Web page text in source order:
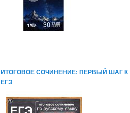
ИТОГОВОЕ СОЧИНЕНИЕ: ПЕРВЫЙ ШАГ К
ЕГЭ